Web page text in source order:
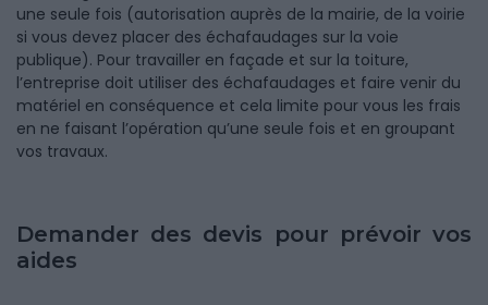
une seule fois (autorisation auprès de la mairie, de la voirie
si vous devez placer des échafaudages sur la voie
publique). Pour travailler en façade et sur la toiture,
l’entreprise doit utiliser des échafaudages et faire venir du
matériel en conséquence et cela limite pour vous les frais
en ne faisant l’opération qu’une seule fois et en groupant
vos travaux.
Demander des devis pour prévoir vos
aides